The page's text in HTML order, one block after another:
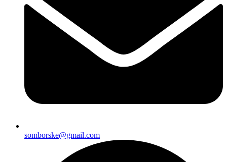
somborske@gmail.com